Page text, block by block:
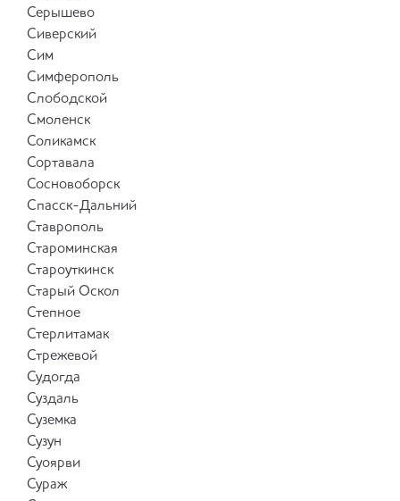
Серышево
Сиверский
Сим
Симферополь
Слободской
Смоленск
Соликамск
Сортавала
Сосновоборск
Спасск-Дальний
Ставрополь
Староминская
Староуткинск
Старый Оскол
Степное
Стерлитамак
Стрежевой
Судогда
Суздаль
Суземка
Сузун
Суоярви
Сураж